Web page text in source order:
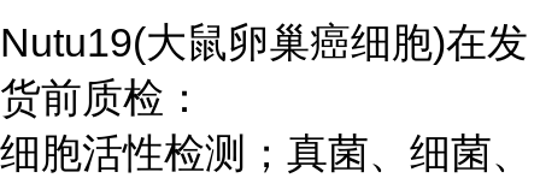
Nutu19(大鼠卵巢癌细胞)在发
货前质检：
细胞活性检测；真菌、细菌、